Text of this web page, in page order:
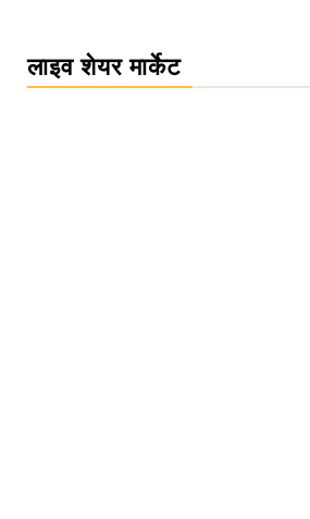
लाइव शेयर मार्केट